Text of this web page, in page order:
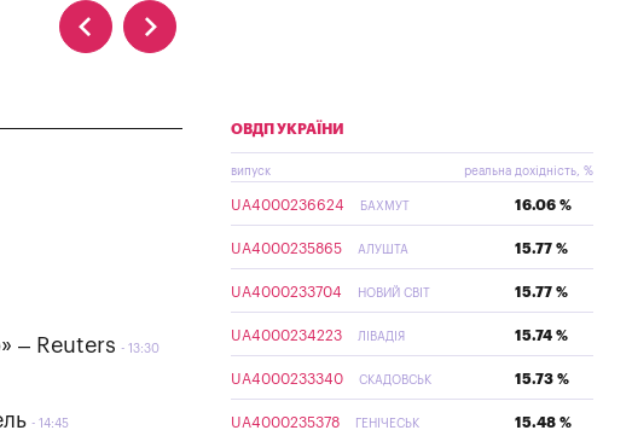
– Reuters 13:30
14:45
ОВДП УКРАЇНИ
випуск реальна дохідність, %
UA4000236624 БАХМУТ 16.06 %
UA4000235865 АЛУШТА 15.77 %
UA4000233704 НОВИЙ СВІТ 15.77 %
UA4000234223 ЛІВАДІЯ 15.74 %
UA4000233340 СКАДОВСЬК 15.73 %
UA4000235378 ГЕНІЧЕСЬК 15.48 %